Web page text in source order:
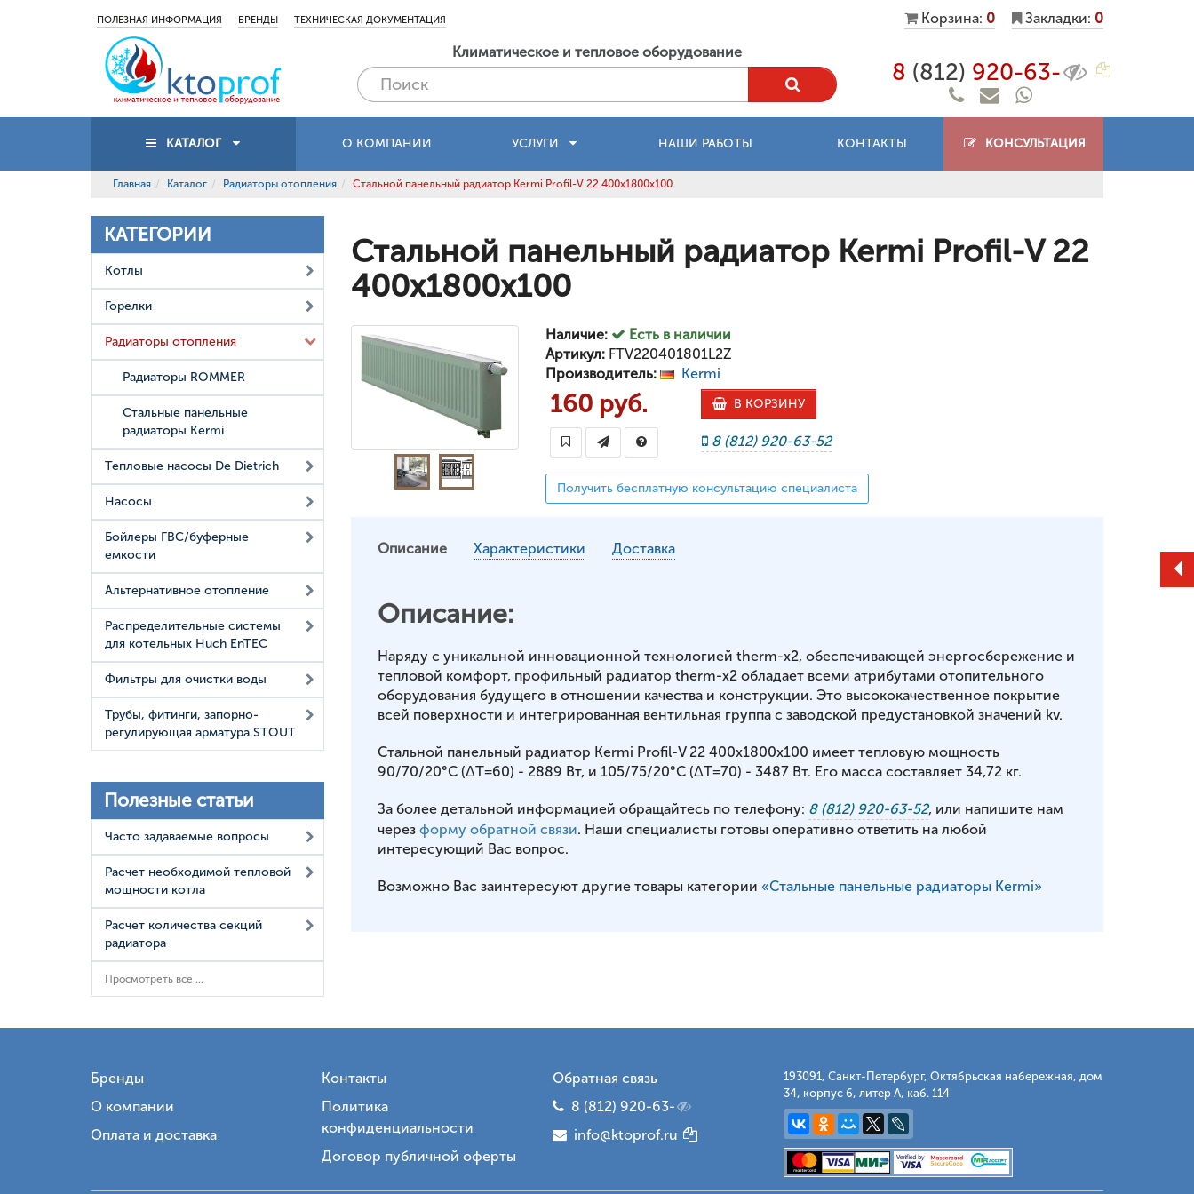
ПОЛЕЗНАЯ ИНФОРМАЦИЯ БРЕНДЫ ТЕХНИЧЕСКАЯ ДОКУМЕНТАЦИЯ Корзина: 0 Закладки: 0
Климатическое и тепловое оборудование
8 (812) 920-63-
КАТАЛОГ О КОМПАНИИ УСЛУГИ НАШИ РАБОТЫ КОНТАКТЫ КОНСУЛЬТАЦИЯ
Главная Каталог Радиаторы отопления Стальной панельный радиатор Kermi Profil-V 22 400x1800x100
КАТЕГОРИИ
Котлы
Горелки
Радиаторы отопления
Радиаторы ROMMER
Стальные панельные
радиаторы Kermi
Тепловые насосы De Dietrich
Насосы
Бойлеры ГВС/буферные
емкости
Альтернативное отопление
Распределительные системы
для котельных Huch EnTEC
Фильтры для очистки воды
Трубы, фитинги, запорно-
регулирующая арматура STOUT
Полезные статьи
Часто задаваемые вопросы
Расчет необходимой тепловой
мощности котла
Расчет количества секций
радиатора
Просмотреть все ...
Стальной панельный радиатор Kermi Profil-V 22
400x1800x100
Наличие:
Есть в наличии
Артикул:FTV220401801L2Z
Производитель:
Kermi
160 руб. В КОРЗИНУ
8 (812) 920-63-52
Получить бесплатную консультацию специалиста
Описание Характеристики Доставка
Описание:
Наряду с уникальной инновационной технологией therm-x2, обеспечивающей энергосбережение и
тепловой комфорт, профильный радиатор therm-x2 обладает всеми атрибутами отопительного
оборудования будущего в отношении качества и конструкции. Это высококачественное покрытие
всей поверхности и интегрированная вентильная группа с заводской предустановкой значений kv.
Стальной панельный радиатор Kermi Profil-V 22 400x1800x100 имеет тепловую мощность
90/70/20°С (ΔT=60) - 2889 Вт, и 105/75/20°С (ΔT=70) - 3487 Вт. Его масса составляет 34,72 кг.
За более детальной информацией обращайтесь по телефону: 8 (812) 920-63-52, или напишите нам
через форму обратной связи. Наши специалисты готовы оперативно ответить на любой
интересующий Вас вопрос.
Возможно Вас заинтересуют другие товары категории «Стальные панельные радиаторы Kermi»
Бренды
О компании
Оплата и доставка
Контакты
Политика
конфиденциальности
Договор публичной оферты
Обратная связь
8 (812) 920-63-
info@ktoprof.ru
193091, Санкт-Петербург, Октябрьская набережная, дом
34, корпус 6, литер А, каб. 114